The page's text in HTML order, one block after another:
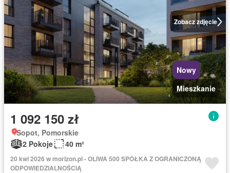
Zobacz zdjęcie
Nowy
Mieszkanie
1 092 150 zł
Sopot, Pomorskie
2 Pokoje
40 m²
20 kwi 2026 w morizon.pl - OLIWA 500 SPÓŁKA Z OGRANICZONĄ
ODPOWIEDZIALNOŚCIĄ